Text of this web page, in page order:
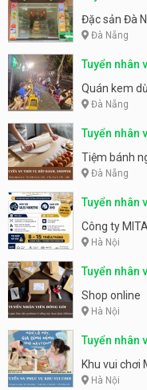
Nẵng
Đặc sản Đà
Đà Nẵng
Tuyển nhân
Quán kem
Đà Nẵng
Tuyển nhân
Tiệm bánh
Đà Nẵng
Tuyển nhân
parttime,
Công ty MITA
Hà Nội
Tuyển nhân
Shop online
Hà Nội
Tuyển nhân
động
Khu vui chơi
Hà Nội